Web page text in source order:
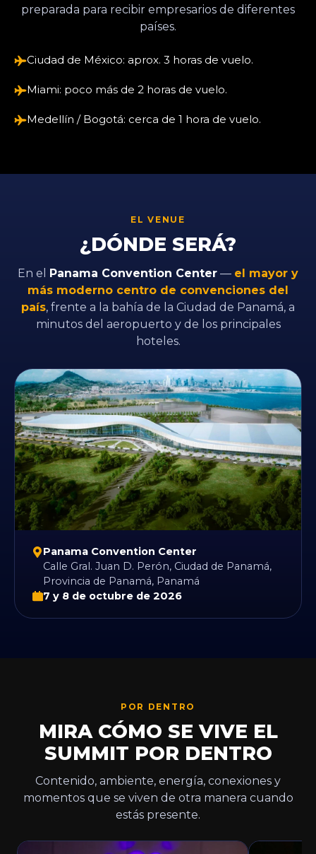
preparada para recibir empresarios de diferentes
países.
Ciudad de México: aprox. 3 horas de vuelo.
Miami: poco más de 2 horas de vuelo.
Medellín / Bogotá: cerca de 1 hora de vuelo.
EL VENUE
¿DÓNDE SERÁ?
En el Panama Convention Center — el mayor y
más moderno centro de convenciones del
país, frente a la bahía de la Ciudad de Panamá, a
minutos del aeropuerto y de los principales
hoteles.
Panama Convention Center
Calle Gral. Juan D. Perón, Ciudad de Panamá,
Provincia de Panamá, Panamá
7 y 8 de octubre de 2026
POR DENTRO
MIRA CÓMO SE VIVE EL
SUMMIT POR DENTRO
Contenido, ambiente, energía, conexiones y
momentos que se viven de otra manera cuando
estás presente.